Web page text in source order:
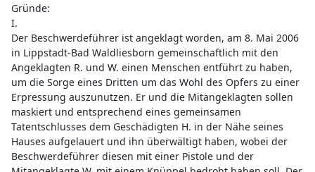
Gründe:
I.
Der Beschwerdeführer ist angeklagt worden, am 8. Mai 2006
in Lippstadt-Bad Waldliesborn gemeinschaftlich mit den
Angeklagten R. und W. einen Menschen entführt zu haben,
um die Sorge eines Dritten um das Wohl des Opfers zu einer
Erpressung auszunutzen. Er und die Mitangeklagten sollen
maskiert und entsprechend eines gemeinsamen
Tatentschlusses dem Geschädigten H. in der Nähe seines
Hauses aufgelauert und ihn überwältigt haben, wobei der
Beschwerdeführer diesen mit einer Pistole und der